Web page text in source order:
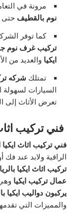
مرونة في
نوم بالقطيف حتى
كما توفر
تركيب غرف نوم
ايكيا والعديد من
تمتلك شركه
السيارات
تعرض الأثاث إلى
فني تركيب
فني تركيب اثاث
الراقية ولابد عند فك
تركيب اثاث ايكيا
عمال تركيب ايكيا
يركبون دواليب ايكيا
والمميزات التي